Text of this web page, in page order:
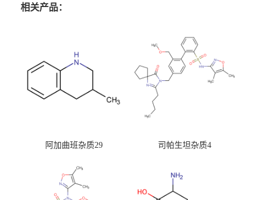
相关产品：
阿加曲班杂质29 司帕生坦杂质4